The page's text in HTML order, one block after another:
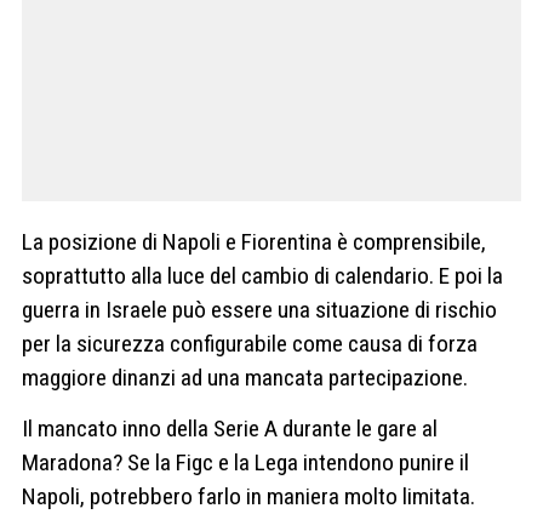
La posizione di Napoli e Fiorentina è comprensibile,
soprattutto alla luce del cambio di calendario. E poi la
guerra in Israele può essere una situazione di rischio
per la sicurezza configurabile come causa di forza
maggiore dinanzi ad una mancata partecipazione.
Il mancato inno della Serie A durante le gare al
Maradona? Se la Figc e la Lega intendono punire il
Napoli, potrebbero farlo in maniera molto limitata.